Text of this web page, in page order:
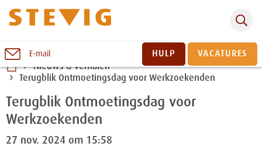
Naar
inhoud
E-mail HULP
VACATURES
Nieuws & verhalen
Terugblik Ontmoetingsdag voor Werkzoekenden
Terugblik Ontmoetingsdag voor
Werkzoekenden
27 nov. 2024 om 15:58